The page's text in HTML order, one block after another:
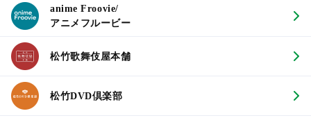
anime Froovie/
アニメフルービー
松竹歌舞伎屋本舗
松竹DVD倶楽部